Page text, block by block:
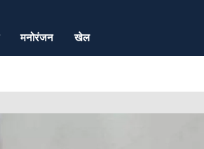
मनोरंजन खेल